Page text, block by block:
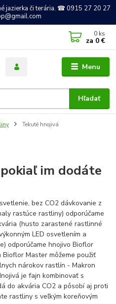
jazierka či terária. ☎ 0915 27 20 27
Menu
Hľadať
0 ks
za 0 €
Tekuté hnojivá
im dodáte
bez CO2 dávkovanie z
rastúce rastliny) odporúčame
(husto zarastené rastlinné
LED osvetlením a
odporúčame hnojivo Bioflor
Master môžeme použiť
nárokov rastlín - Makron
je fajn kombinovať s
do akvária CO2 a pôsobí aj proti
rastliny s veľkým koreňovým